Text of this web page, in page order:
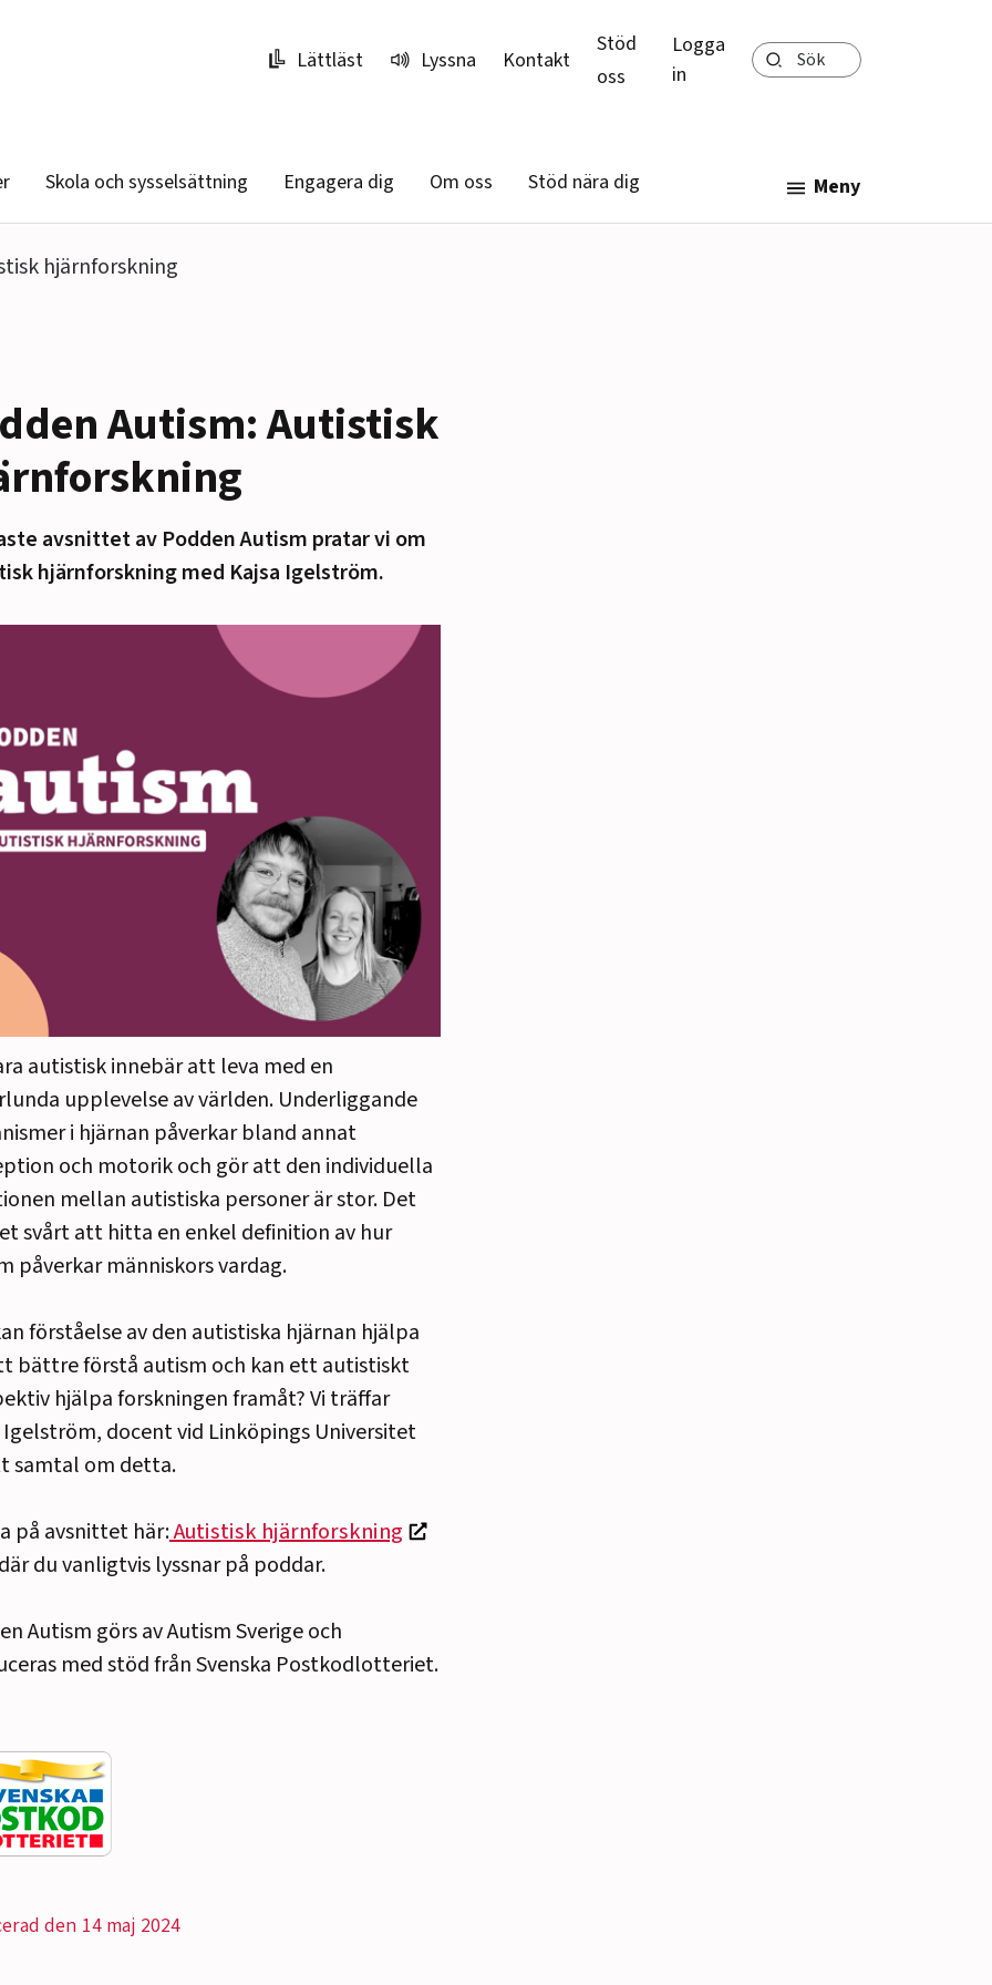
Lättläst Lyssna Kontakt
Stöd
oss
Logga
in
Sök
Skola och sysselsättning Engagera dig Om oss Stöd nära dig Meny
hjärnforskning
Autism: Autistisk
avsnittet av Podden Autism pratar vi om
hjärnforskning med Kajsa Igelström.
autistisk innebär att leva med en
upplevelse av världen. Underliggande
i hjärnan påverkar bland annat
och motorik och gör att den individuella
mellan autistiska personer är stor. Det
svårt att hitta en enkel definition av hur
påverkar människors vardag.
förståelse av den autistiska hjärnan hjälpa
bättre förstå autism och kan ett autistiskt
hjälpa forskningen framåt? Vi träffar
Igelström, docent vid Linköpings Universitet
samtal om detta.
på avsnittet här:Autistisk hjärnforskning
du vanligtvis lyssnar på poddar.
Autism görs av Autism Sverige och
med stöd från Svenska Postkodlotteriet.
den 14 maj 2024